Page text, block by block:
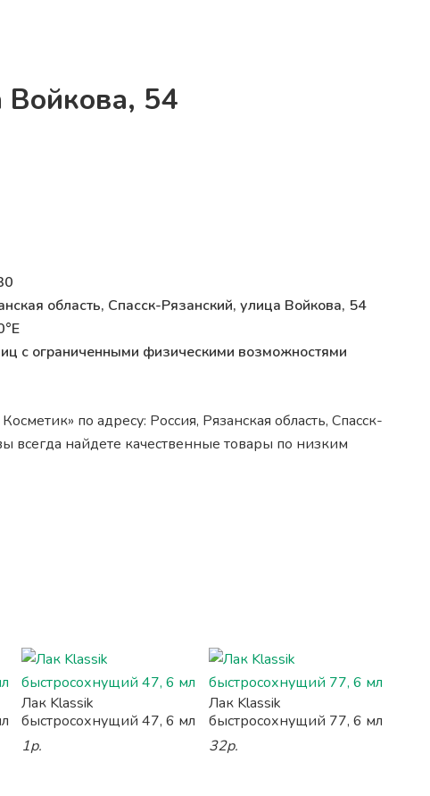
Войкова, 54
область, Спасск-Рязанский, улица Войкова, 54
с ограниченными физическими возможностями
по адресу: Россия, Рязанская область, Спасск-
всегда найдете качественные товары по низким
Лак Klassik
быстросохнущий 47, 6 мл
1р.
Лак Klassik
быстросохнущий 77, 6 мл
32р.